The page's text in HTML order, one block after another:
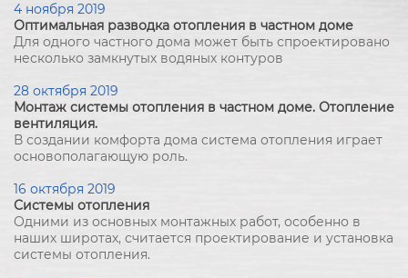
4 ноября 2019
Оптимальная разводка отопления в частном доме
Для одного частного дома может быть спроектировано
несколько замкнутых водяных контуров
28 октября 2019
Монтаж системы отопления в частном доме. Отопление
вентиляция.
В создании комфорта дома система отопления играет
основополагающую роль.
16 октября 2019
Системы отопления
Одними из основных монтажных работ, особенно в
наших широтах, считается проектирование и установка
системы отопления.